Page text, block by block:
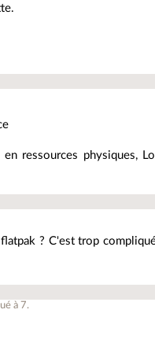
ressources physiques,
? C'est trop
à7.